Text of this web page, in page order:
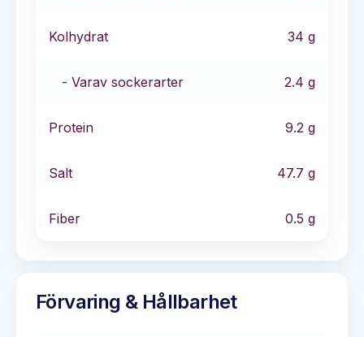
Kolhydrat 34 g
- Varav sockerarter 2.4 g
Protein 9.2 g
Salt 47.7 g
Fiber 0.5 g
Förvaring & Hållbarhet